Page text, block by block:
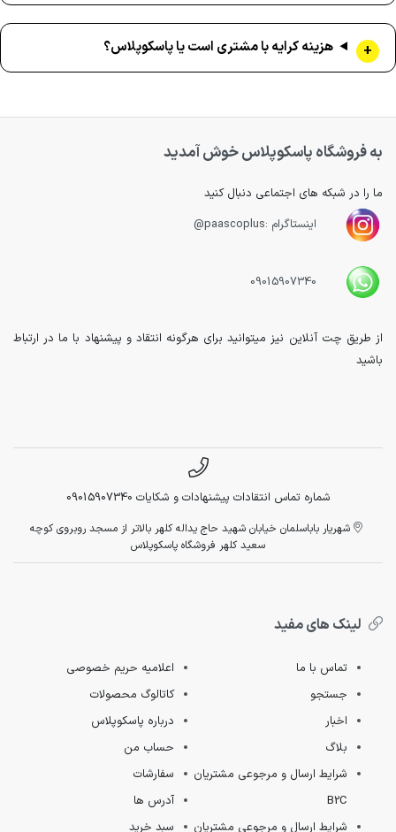
هزینه کرایه با مشتری است یا پاسکوپلاس؟
به فروشگاه پاسکوپلاس خوش آمدید
ما را در شبکه های اجتماعی دنبال کنید
اینستاگرام :paascoplus@
09015907340
از طریق چت آنلاین نیز میتوانید برای هرگونه انتقاد و پیشنهاد با ما در ارتباط
باشید
شماره تماس انتقادات پیشنهادات و شکایات 09015907340
شهریار باباسلمان خیابان شهید حاج یداله کلهر بالاتر از مسجد روبروی کوچه
سعید کلهر فروشگاه پاسکوپلاس
لینک های مفید
تماس با ما
جستجو
اخبار
بلاگ
شرایط ارسال و مرجوعی مشتریان
B2C
شرایط ارسال و مرجوعی مشتریان
اعلامیه حریم خصوصی
کاتالوگ محصولات
درباره پاسکوپلاس
حساب من
سفارشات
آدرس ها
سبد خرید